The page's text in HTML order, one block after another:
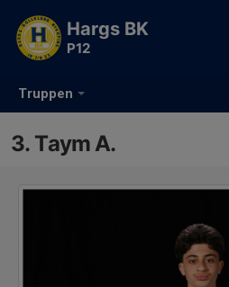
Truppen
Hargs BK
P12
3. Taym A.